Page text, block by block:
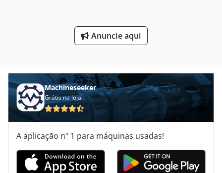
Máquina De Moagem Contínua
Sistema De Transporte
Tecnologia De Transporte
Transportador De Corrente
Unidades De
Veículo De Trabalho
Anuncie aqui
Machineseeker
Grátis na loja
A aplicação nº 1 para máquinas usadas!